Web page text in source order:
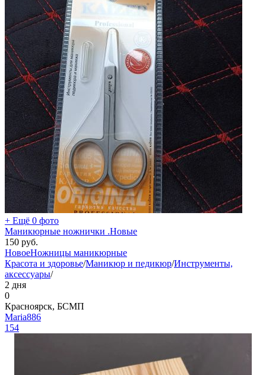
+ Ещё 0 фото
Маникюрные ножнички .Новые
150 руб.
НовоеНожницы маникюрные
Красота и здоровье/Маникюр и педикюр/Инструменты,
аксессуары/
2 дня
0
Красноярск, БСМП
Maria886
154